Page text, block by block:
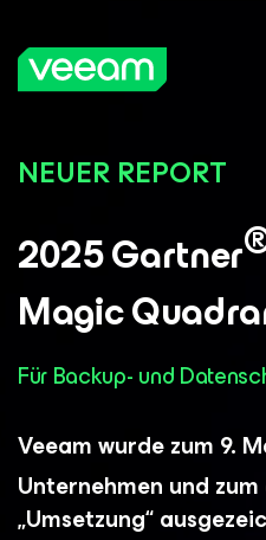
NEUER REPORT
2025 Gartner
Magic
Für Backup- und
Veeam wurde zum 9.
Unternehmen und zum
„Umsetzung“